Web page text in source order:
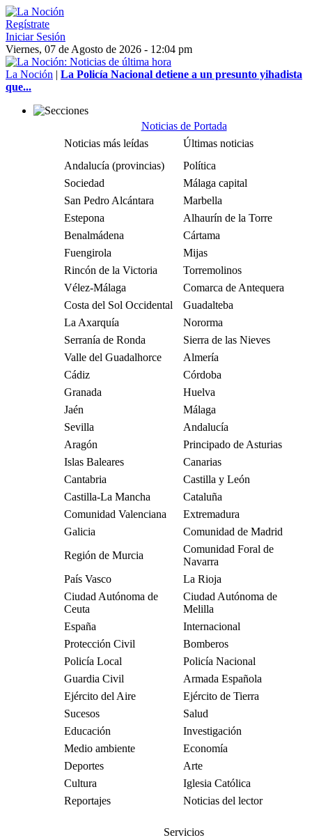
Regístrate
Iniciar Sesión
Viernes, 07 de Agosto de 2026 - 12:04 pm
La Noción | La Policía Nacional detiene a un presunto yihadista
que...
Noticias de Portada
Noticias más leídas
Últimas noticias
Andalucía (provincias)
Política
Sociedad
Málaga capital
San Pedro Alcántara
Marbella
Estepona
Alhaurín de la Torre
Benalmádena
Cártama
Fuengirola
Mijas
Rincón de la Victoria
Torremolinos
Vélez-Málaga
Comarca de Antequera
Costa del Sol Occidental
Guadalteba
La Axarquía
Nororma
Serranía de Ronda
Sierra de las Nieves
Valle del Guadalhorce
Almería
Cádiz
Córdoba
Granada
Huelva
Jaén
Málaga
Sevilla
Andalucía
Aragón
Principado de Asturias
Islas Baleares
Canarias
Cantabria
Castilla y León
Castilla-La Mancha
Cataluña
Comunidad Valenciana
Extremadura
Galicia
Comunidad de Madrid
Región de Murcia
Comunidad Foral de
Navarra
País Vasco
La Rioja
Ciudad Autónoma de
Ceuta
Ciudad Autónoma de
Melilla
España
Internacional
Protección Civil
Bomberos
Policía Local
Policía Nacional
Guardia Civil
Armada Española
Ejército del Aire
Ejército de Tierra
Sucesos
Salud
Educación
Investigación
Medio ambiente
Economía
Deportes
Arte
Cultura
Iglesia Católica
Reportajes
Noticias del lector
Servicios